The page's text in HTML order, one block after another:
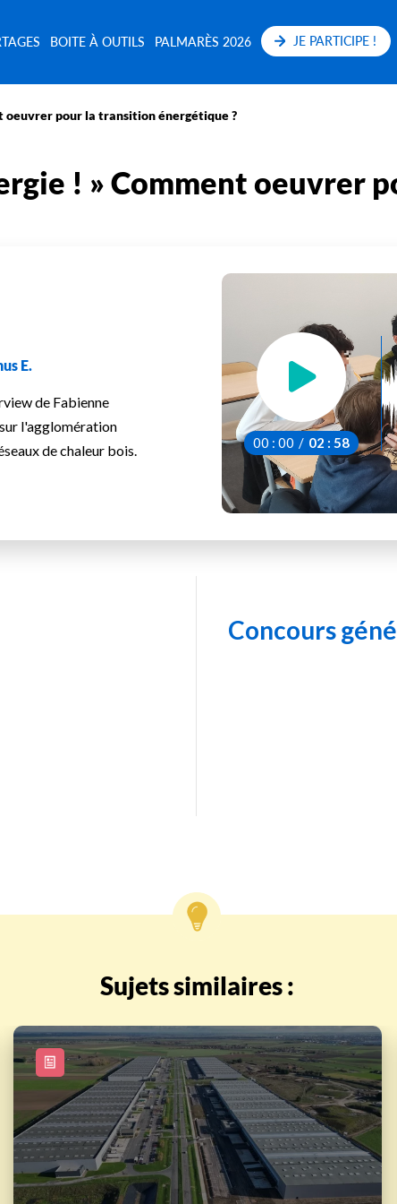
BOITE À OUTILS PALMARÈS 2026 JE PARTICIPE !
oeuvrer pour la transition énergétique ?
! » Comment oeuvrer
E.
de Fabienne
l'agglomération
de chaleur bois.
00 : 00 / 02 : 58
Concours
Sujets similaires :